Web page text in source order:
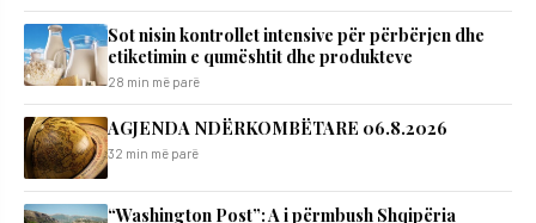
Sot nisin kontrollet intensive për përbërjen dhe
etiketimin e qumështit dhe produkteve
28 min më parë
AGJENDA NDËRKOMBËTARE 06.8.2026
32 min më parë
“Washington Post”: A i përmbush Shqipëria